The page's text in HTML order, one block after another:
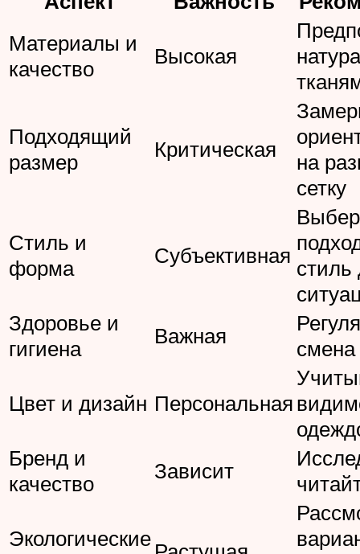
Материалы и
качество
Высокая
Подходящий
размер
Критическая
на
сетку
Стиль и
форма
Субъективная стиль
Здоровье и
гигиена
Важная
смена
Цвет и дизайн Персональная
Бренд и
качество
Зависит
Экологические